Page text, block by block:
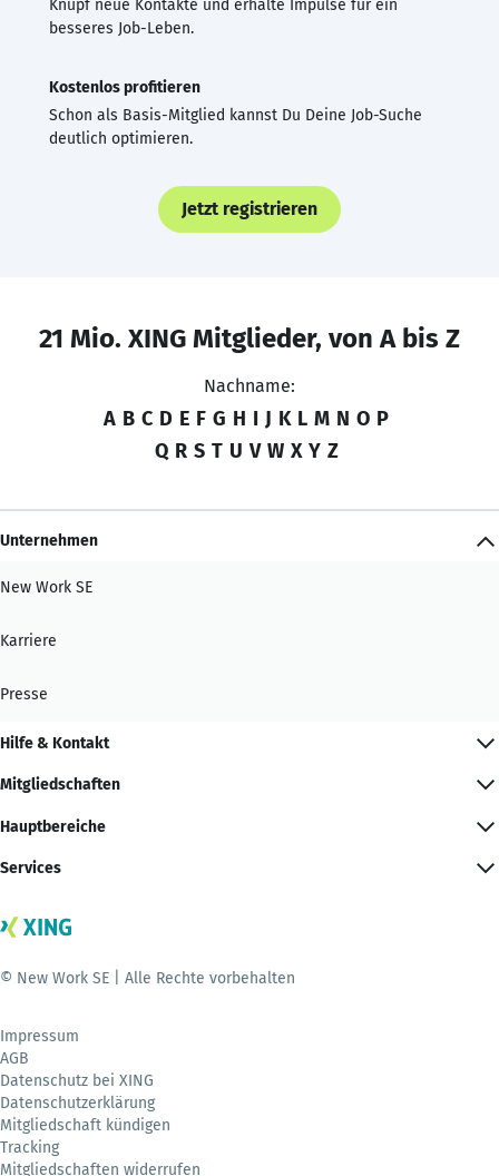
Knüpf neue Kontakte und erhalte Impulse für ein
besseres Job-Leben.
Kostenlos profitieren
Schon als Basis-Mitglied kannst Du Deine Job-Suche
deutlich optimieren.
Jetzt registrieren
21 Mio. XING Mitglieder, von A bis Z
Nachname:
A B C D E F G H I J K L M N O P
Q R S T U V W X Y Z
Unternehmen
New Work SE
Karriere
Presse
Hilfe & Kontakt
Mitgliedschaften
Hauptbereiche
Services
© New Work SE | Alle Rechte vorbehalten
Impressum
AGB
Datenschutz bei XING
Datenschutzerklärung
Mitgliedschaft kündigen
Tracking
Mitgliedschaften widerrufen